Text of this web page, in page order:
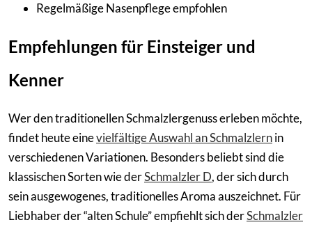
Regelmäßige Nasenpflege empfohlen
Empfehlungen für Einsteiger und
Kenner
Wer den traditionellen Schmalzlergenuss erleben möchte,
findet heute einevielfältige Auswahl an Schmalzlernin
verschiedenen Variationen. Besonders beliebt sind die
klassischen Sorten wie derSchmalzler D, der sich durch
sein ausgewogenes, traditionelles Aroma auszeichnet. Für
Liebhaber der “alten Schule” empfiehlt sich derSchmalzler